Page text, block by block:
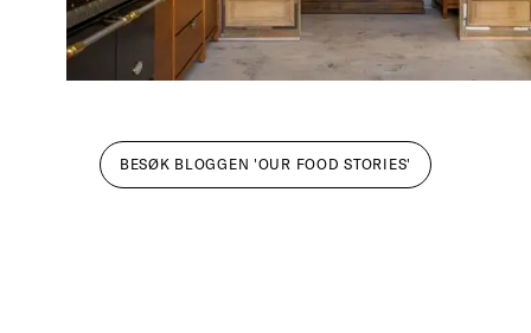
BESØK BLOGGEN 'OUR FOOD STORIES'